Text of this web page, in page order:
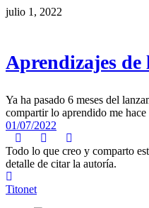
julio 1, 2022
Aprendizajes
Ya ha pasado 6 meses del
compartir lo aprendido me
01/07/2022
Todo lo que creo y comparto
detalle de citar la autoría.
Titonet